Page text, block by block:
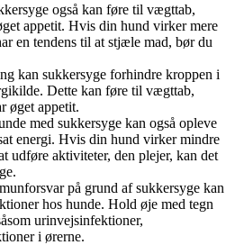
også kan føre til vægttab,
appetit. Hvis din hund virker mere
en tendens til at stjæle mad, bør du
kan sukkersyge forhindre kroppen i
Dette kan føre til vægttab,
øget appetit.
med sukkersyge kan også opleve
energi. Hvis din hund virker mindre
udføre aktiviteter, den plejer, kan det
på grund af sukkersyge kan
hos hunde. Hold øje med tegn
urinvejsinfektioner,
i ørerne.